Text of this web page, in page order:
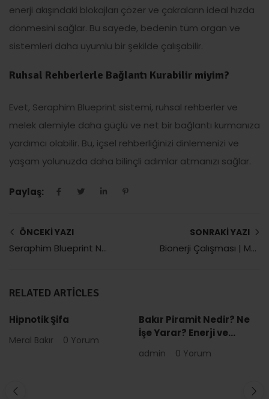
enerji akışındaki blokajları çözer ve çakraların ideal hızda
dönmesini sağlar. Bu sayede, bedenin tüm organ ve
sistemleri daha uyumlu bir şekilde çalışabilir.
Ruhsal Rehberlerle Bağlantı Kurabilir miyim?
Evet, Seraphim Blueprint sistemi, ruhsal rehberler ve
melek alemiyle daha güçlü ve net bir bağlantı kurmanıza
yardımcı olabilir. Bu, içsel rehberliğinizi dinlemenizi ve
yaşam yolunuzda daha bilinçli adımlar atmanızı sağlar.
Paylaş:
ÖNCEKI YAZI
Seraphim Blueprint Nedir? | Meral Bakır
SONRAKI YAZI
Bionerji Çalışması | Meral Bakır: Holistik Şifanın Derinlikleri
RELATED ARTICLES
Hipnotik Şifa
Meral Bakır 0 Yorum
Bakır Piramit Nedir? Ne
İşe Yarar? Enerji ve
Rehberi
admin 0 Yorum